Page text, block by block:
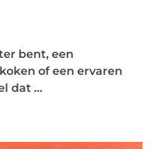
bent, een
of een ervaren
dat ...